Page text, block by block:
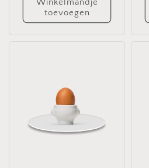
Winkelmandje
toevoegen